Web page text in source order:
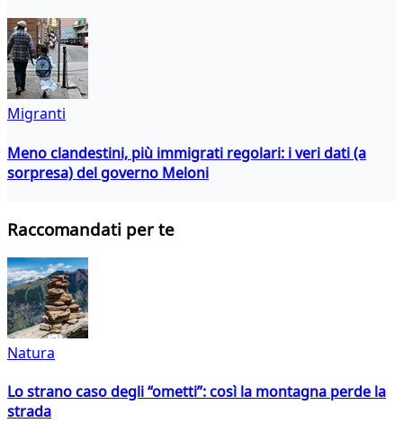
Migranti
Meno clandestini, più immigrati regolari: i veri dati (a
sorpresa) del governo Meloni
Raccomandati per te
Natura
Lo strano caso degli “ometti”: così la montagna perde la
strada